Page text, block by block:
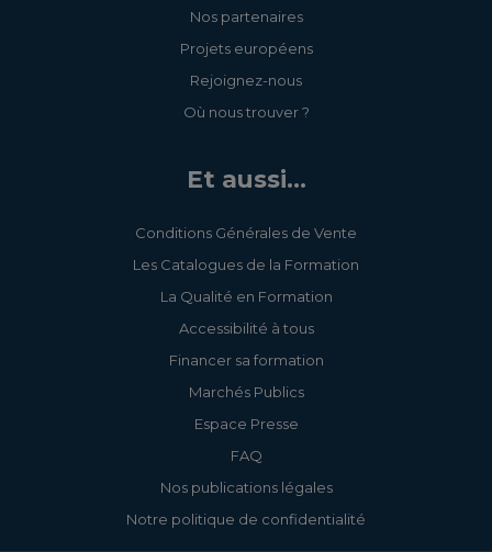
Nos partenaires
Projets européens
Rejoignez-nous
Où nous trouver ?
Et aussi...
Conditions Générales de Vente
Les Catalogues de la Formation
La Qualité en Formation
Accessibilité à tous
Financer sa formation
Marchés Publics
Espace Presse
FAQ
Nos publications légales
Notre politique de confidentialité